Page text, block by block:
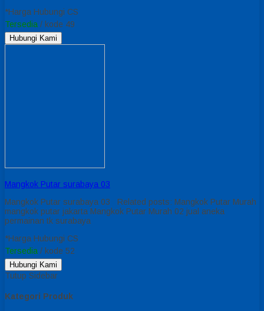
*Harga Hubungi CS
Tersedia / kode 49
Hubungi Kami
Mangkok Putar surabaya 03
Mangkok Putar surabaya 03 Related posts: Mangkok Putar Murah
mangkok putar jakarta Mangkok Putar Murah 02 jual aneka
permainan tk surabaya
*Harga Hubungi CS
Tersedia / kode 52
Hubungi Kami
Tutup Sidebar
Kategori Produk